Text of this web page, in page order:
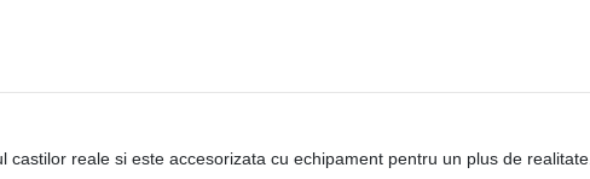
reale si este accesorizata cu echipament pentru un plus de realitate.